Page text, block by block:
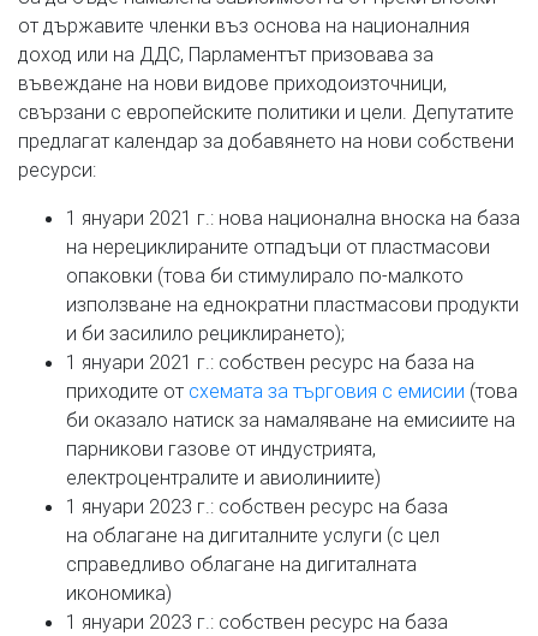
от държавите членки въз основа на националния
доход или на ДДС, Парламентът призовава за
въвеждане на нови видове приходоизточници,
свързани с европейските политики и цели. Депутатите
предлагат календар за добавянето на нови собствени
ресурси:
1 януари 2021 г.: нова национална вноска на база
на нерециклираните отпадъци от пластмасови
опаковки (това би стимулирало по-малкото
използване на еднократни пластмасови продукти
и би засилило рециклирането);
1 януари 2021 г.: собствен ресурс на база на
приходите от схемата за търговия с емисии (това
би оказало натиск за намаляване на емисиите на
парникови газове от индустрията,
електроцентралите и авиолиниите)
1 януари 2023 г.: собствен ресурс на база
на облагане на дигиталните услуги (с цел
справедливо облагане на дигиталната
икономика)
1 януари 2023 г.: собствен ресурс на база